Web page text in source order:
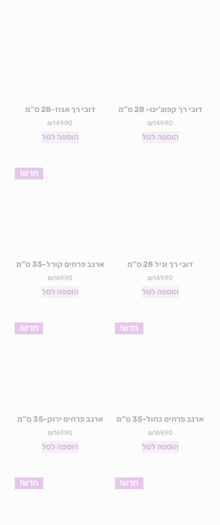
דובי רך קפוצ’ינו- 28 ס”מ
₪149.90
הוספה לסל
דובי רך אגוז-28 ס”מ
₪149.90
הוספה לסל
דובי רך וניל 28 ס”מ
₪149.90
הוספה לסל
חדש!
ארנב פרחים קורל-35 ס”מ
₪169.90
הוספה לסל
חדש!
ארנב פרחים כחול-35 ס”מ
₪169.90
הוספה לסל
חדש!
ארנב פרחים ירוק-35 ס”מ
₪169.90
הוספה לסל
חדש! חדש!